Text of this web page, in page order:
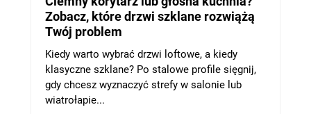
Zobacz, które drzwi szklane rozwiążą
Twój problem
Kiedy warto wybrać drzwi loftowe, a kiedy
klasyczne szklane? Po stalowe profile sięgnij,
gdy chcesz wyznaczyć strefy w salonie lub
wiatrołapie...